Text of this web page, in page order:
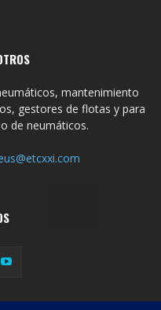
mantenimiento
gestores de flotas y para
de neumáticos.